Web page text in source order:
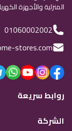
المنزلية والأجهزة
01060002002
stores.com
روابط سريعة
الشركة